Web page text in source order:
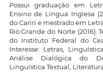
Possui graduação em
Ensino de Língua Inglesa
do Cariri e mestrado em
Rio Grande do Norte (2016).
do Instituto Federal do
Interesse: Letras,
Análise Dialógica do
Linguística Textual,